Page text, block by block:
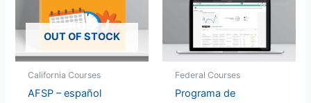
OUT OF STOCK
California Courses
AFSP – español
Federal Courses
Programa de